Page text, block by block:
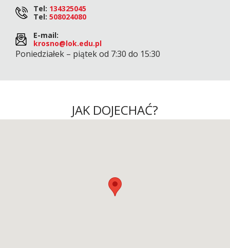
Tel: 134325045
Tel: 508024080
E-mail:
krosno@lok.edu.pl
Poniedziałek – piątek od 7:30 do 15:30
JAK DOJECHAĆ?